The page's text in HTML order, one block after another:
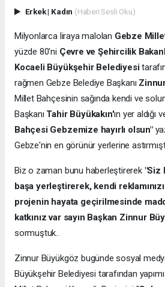
Erkek| Kadın (Haberi Sesli Oku)
Milyonlarca liraya malolan Gebze
yüzde 80'ni Çevre ve Şehircilik
Kocaeli Büyükşehir Belediyesi
rağmen Gebze Belediye Başkanı
Millet Bahçesinin sağında kendi ve
Başkanı Tahir Büyükakın'ın yer aldığı
Bahçesi Gebzemize hayırlı olsun"
Gebze'nin en görünür yerlerine
Biz o zaman bunu haberleştirerek "Siz
başa yerleştirerek, kendi reklamınızı
projenin hayata geçirilmesinde
katkınız var sayın Başkan Zinnur
sormuştuk..
Zinnur Büyükgöz bugünde sosyal
Büyükşehir Belediyesi tarafından